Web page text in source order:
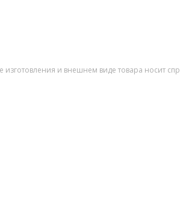
изготовления и внешнем виде товара носит